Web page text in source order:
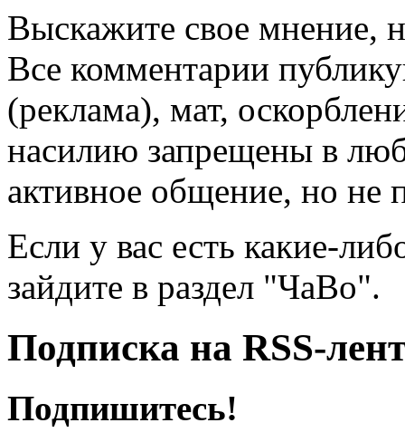
Выскажите свое мнение,
Все комментарии
(реклама), мат,
насилию запрещены в
активное общение, но не
Если у вас есть какие-
зайдите в раздел "ЧаВо".
Подписка на RSS-
Подпишитесь!